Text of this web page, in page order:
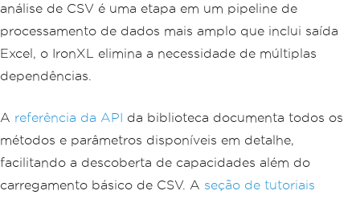
análise de CSV é uma etapa em um pipeline de
processamento de dados mais amplo que inclui saída
Excel, o IronXL elimina a necessidade de múltiplas
dependências.
A referência da API da biblioteca documenta todos os
métodos e parâmetros disponíveis em detalhe,
facilitando a descoberta de capacidades além do
carregamento básico de CSV. A seção de tutoriais